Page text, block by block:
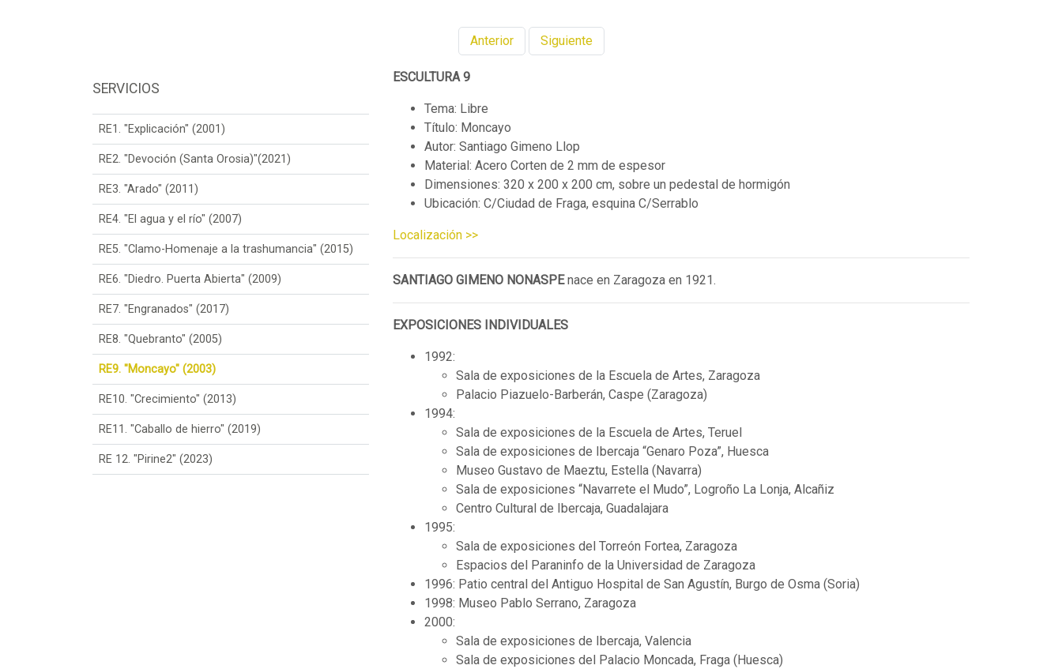
Anterior Siguiente
SERVICIOS
RE1. "Explicación" (2001)
RE2. "Devoción (Santa Orosia)"(2021)
RE3. "Arado" (2011)
RE4. "El agua y el río" (2007)
RE5. "Clamo-Homenaje a la trashumancia" (2015)
RE6. "Diedro. Puerta Abierta" (2009)
RE7. "Engranados" (2017)
RE8. "Quebranto" (2005)
RE9. "Moncayo" (2003)
RE10. "Crecimiento" (2013)
RE11. "Caballo de hierro" (2019)
RE 12. "Pirine2" (2023)
ESCULTURA 9
Tema: Libre
Título: Moncayo
Autor: Santiago Gimeno Llop
Material: Acero Corten de 2 mm de espesor
Dimensiones: 320 x 200 x 200 cm, sobre un pedestal de hormigón
Ubicación: C/Ciudad de Fraga, esquina C/Serrablo
Localización >>
SANTIAGO GIMENO NONASPEnace en Zaragoza en 1921.
EXPOSICIONES INDIVIDUALES
1992:
Sala de exposiciones de la Escuela de Artes, Zaragoza
Palacio Piazuelo-Barberán, Caspe (Zaragoza)
1994:
Sala de exposiciones de la Escuela de Artes, Teruel
Sala de exposiciones de Ibercaja “Genaro Poza”, Huesca
Museo Gustavo de Maeztu, Estella (Navarra)
Sala de exposiciones “Navarrete el Mudo”, Logroño La Lonja, Alcañiz
Centro Cultural de Ibercaja, Guadalajara
1995:
Sala de exposiciones del Torreón Fortea, Zaragoza
Espacios del Paraninfo de la Universidad de Zaragoza
1996: Patio central del Antiguo Hospital de San Agustín, Burgo de Osma (Soria)
1998: Museo Pablo Serrano, Zaragoza
2000:
Sala de exposiciones de Ibercaja, Valencia
Sala de exposiciones del Palacio Moncada, Fraga (Huesca)